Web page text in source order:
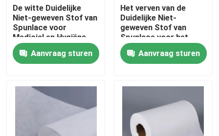
Contacteer ons
Vraag een offerte aan
Stapelvezel van gerecycled polyester
Stapelvezel van polypropyleen
De witte Duidelijke
Niet-geweven Stof van
Spunlace voor
Medicial en Hygiëne
Aanvraag sturen
Het verven van de
Duidelijke Niet-
geweven Stof van
Spunlace voor het
Leveren en Keuken het
Schoonmaken
Aanvraag sturen